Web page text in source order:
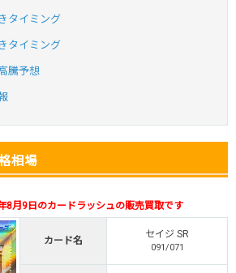
・ペイディ対応！
入は500coinが50円
TVCM記念！激熱イベント開催中
タイミング
タイミング
騰予想
相場
8月9日のカードラッシュの販売買取です
カード名
セイジ SR
091/071